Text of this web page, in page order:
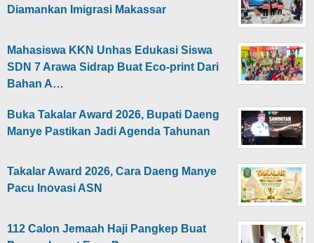
Diamankan Imigrasi Makassar
Mahasiswa KKN Unhas Edukasi Siswa
SDN 7 Arawa Sidrap Buat Eco-print Dari
Bahan A…
Buka Takalar Award 2026, Bupati Daeng
Manye Pastikan Jadi Agenda Tahunan
Takalar Award 2026, Cara Daeng Manye
Pacu Inovasi ASN
112 Calon Jemaah Haji Pangkep Buat